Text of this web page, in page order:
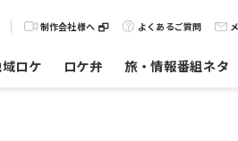
制作会社様へ よくあるご質問
ロケ ロケ弁 旅・情報番組ネタ